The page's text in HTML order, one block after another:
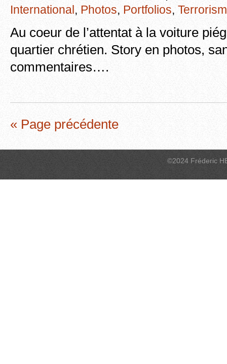
International, Photos, Portfolios,
Au coeur de l’attentat à la voiture
quartier chrétien. Story en photos,
commentaires….
« Page précédente
©2024 Fréderic